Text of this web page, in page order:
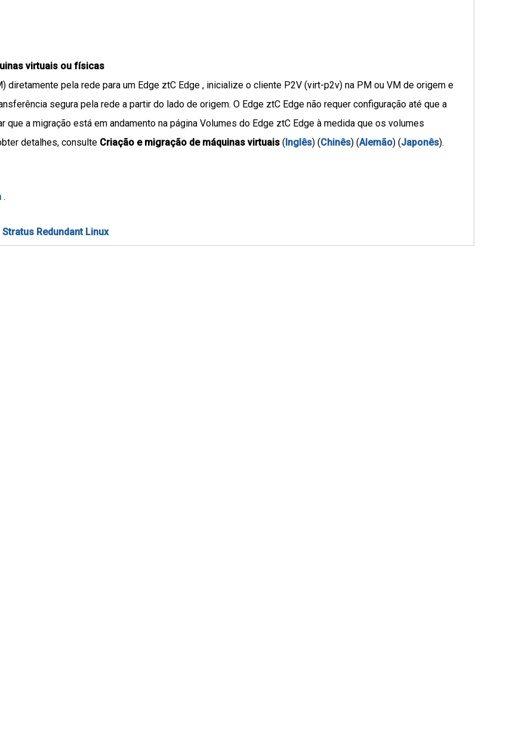
virtuais ou físicas
diretamente pela rede para um Edge ztC Edge , inicialize o cliente P2V (virt-p2v) na PM ou VM de origem e
segura pela rede a partir do lado de origem. O Edge ztC Edge não requer configuração até que a
a migração está em andamento na página Volumes do Edge ztC Edge à medida que os volumes
detalhes, consulte Criação e migração de máquinas virtuais( Inglês) (Chinês) (Alemão) (Japonês).
.
Redundant Linux